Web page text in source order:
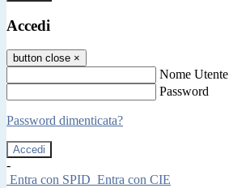
Accedi
button close ×
Nome Utente
Password
Password dimenticata?
-
Entra con SPID Entra con CIE